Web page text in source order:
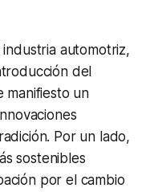
automotriz,
del
manifiesto un
Por un lado,
sostenibles
por el cambio